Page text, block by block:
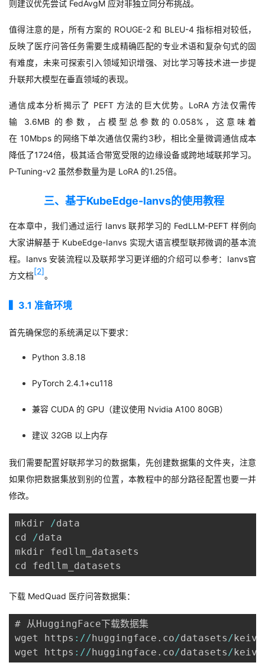
则建议优先尝试 FedAvgM 应对非独立同分布挑战。
值得注意的是，所有方案的 ROUGE-2和 BLEU-4指标相对较低，
反映了医疗问答任务需要生成精确匹配的专业术语和复杂句式的固
有难度，未来可探索引入领域知识增强、对比学习等技术进一步提
升联邦大模型在垂直领域的表现。
通信成本分析揭示了 PEFT 方法的巨大优势。 LoRA 方法仅需传
输 3.6MB 的参数，占模型总参数的 0.058%，这意味着
在 10Mbps 的网络下单次通信仅需约3秒，相比全量微调通信成本
降低了1724倍，极其适合带宽受限的边缘设备或跨地域联邦学习。
P-Tuning-v2 虽然参数量为是 LoRA 的1.25倍。
三、基于KubeEdge-lanvs的使用教程
在本章中，我们通过运行 Ianvs联邦学习的 FedLLM-PEFT样例向
大家讲解基于 KubeEdge-Ianvs 实现大语言模型联邦微调的基本流
程。 Ianvs 安装流程以及联邦学习更详细的介绍可以参考： Ianvs官
方文档[2]。
▍3.1 准备环境
首先确保您的系统满足以下要求：
Python 3.8.18
PyTorch 2.4.1+cu118
兼容 CUDA 的 GPU （建议使用 Nvidia A100 80GB）
建议 32GB 以上内存
我们需要配置好联邦学习的数据集，先创建数据集的文件夹，注意
如果你把数据集放到别的位置，本教程中的部分路径配置也要一并
修改。
mkdir /data
cd /data
mkdir fedllm_datasets
下载 MedQuad 医疗问答数据集：
# 从HuggingFace下载数据集
wget https : // huggingface . co/datasets/
wget https : // huggingface . co/datasets/